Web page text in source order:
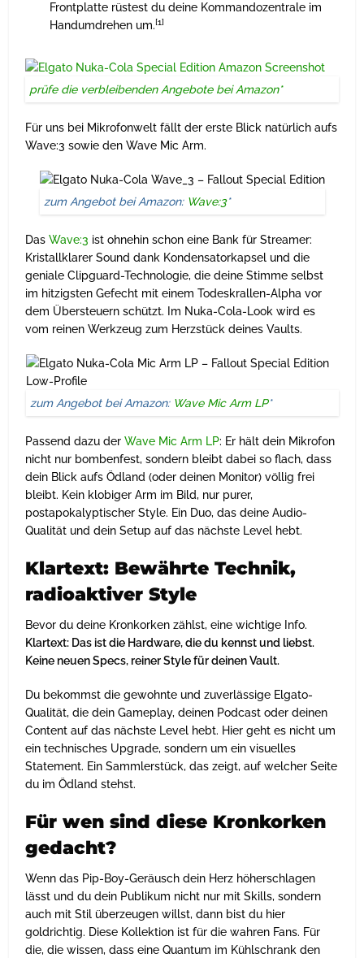
Frontplatte rüstest du deine Kommandozentrale im
Handumdrehen um.[1]
prüfe die verbleibenden Angebote bei Amazon*
Für uns bei Mikrofonwelt fällt der erste Blick natürlich aufs
Wave:3 sowie den Wave Mic Arm.
zum Angebot bei Amazon: Wave:3*
DasWave:3 ist ohnehin schon eine Bank für Streamer:
Kristallklarer Sound dank Kondensatorkapsel und die
geniale Clipguard-Technologie, die deine Stimme selbst
im hitzigsten Gefecht mit einem Todeskrallen-Alpha vor
dem Übersteuern schützt. Im Nuka-Cola-Look wird es
vom reinen Werkzeug zum Herzstück deines Vaults.
zum Angebot bei Amazon: Wave Mic Arm LP*
Passend dazu derWave Mic Arm LP: Er hält dein Mikrofon
nicht nur bombenfest, sondern bleibt dabei so flach, dass
dein Blick aufs Ödland (oder deinen Monitor) völlig frei
bleibt. Kein klobiger Arm im Bild, nur purer,
postapokalyptischer Style. Ein Duo, das deine Audio-
Qualität und dein Setup auf das nächste Level hebt.
Klartext: Bewährte Technik,
radioaktiver Style
Bevor du deine Kronkorken zählst, eine wichtige Info.
Klartext: Das ist die Hardware, die du kennst und liebst.
Keine neuen Specs, reiner Style für deinen Vault.
Du bekommst die gewohnte und zuverlässige Elgato-
Qualität, die dein Gameplay, deinen Podcast oder deinen
Content auf das nächste Level hebt. Hier geht es nicht um
ein technisches Upgrade, sondern um ein visuelles
Statement. Ein Sammlerstück, das zeigt, auf welcher Seite
du im Ödland stehst.
Für wen sind diese Kronkorken
gedacht?
Wenn das Pip-Boy-Geräusch dein Herz höherschlagen
lässt und du dein Publikum nicht nur mit Skills, sondern
auch mit Stil überzeugen willst, dann bist du hier
goldrichtig. Diese Kollektion ist für die wahren Fans. Für
die, die wissen, dass eine Quantum im Kühlschrank den